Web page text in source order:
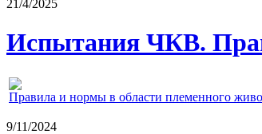
21/4/2025
Испытания ЧКВ.
Правила и нормы в области племенного
9/11/2024